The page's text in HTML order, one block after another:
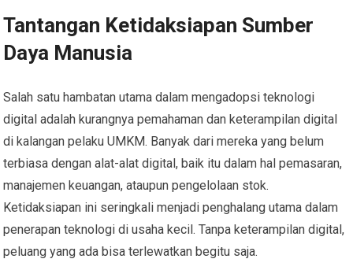
Tantangan Ketidaksiapan Sumber
Daya Manusia
Salah satu hambatan utama dalam mengadopsi teknologi
digital adalah kurangnya pemahaman dan keterampilan digital
di kalangan pelaku UMKM. Banyak dari mereka yang belum
terbiasa dengan alat-alat digital, baik itu dalam hal pemasaran,
manajemen keuangan, ataupun pengelolaan stok.
Ketidaksiapan ini seringkali menjadi penghalang utama dalam
penerapan teknologi di usaha kecil. Tanpa keterampilan digital,
peluang yang ada bisa terlewatkan begitu saja.